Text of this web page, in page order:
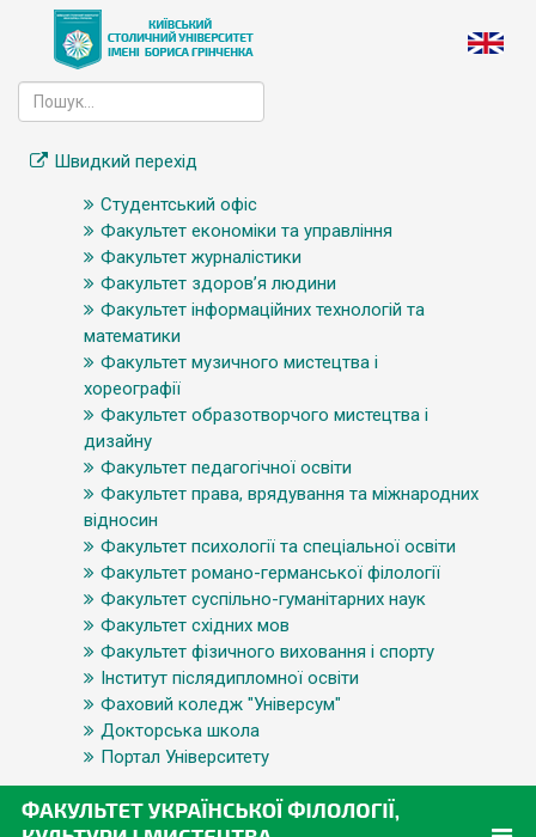
Швидкий перехід
Студентський офіс
Факультет економіки та управління
Факультет журналістики
Факультет здоров’я людини
Факультет інформаційних технологій та
математики
Факультет музичного мистецтва і
хореографії
Факультет образотворчого мистецтва і
дизайну
Факультет педагогічної освіти
Факультет права, врядування та міжнародних
відносин
Факультет психології та спеціальної освіти
Факультет романо-германської філології
Факультет суспільно-гуманітарних наук
Факультет східних мов
Факультет фізичного виховання і спорту
Інститут післядипломної освіти
Фаховий коледж "Універсум"
Докторська школа
Портал Університету